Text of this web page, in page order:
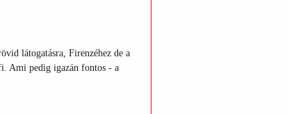
látogatásra, Firenzéhez de a
Ami pedig igazán fontos - a